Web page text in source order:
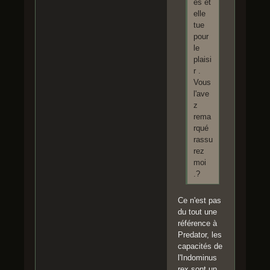
es et
elle
tue
pour
le
plaisi
r .
Vous
l'ave
z
rema
rqué
rassu
rez
moi
.?
Ce n'est pas
du tout une
référence à
Predator, les
capacités de
l'Indominus